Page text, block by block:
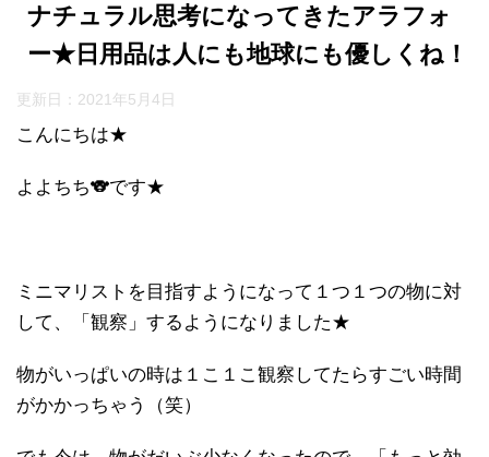
ナチュラル思考になってきたアラフォ
ー★日用品は人にも地球にも優しくね！
更新日： 2021年5月4日
こんにちは★
よよちち🐨です★
ミニマリストを目指すようになって１つ１つの物に対
して、「観察」するようになりました★
物がいっぱいの時は１こ１こ観察してたらすごい時間
がかかっちゃう（笑）